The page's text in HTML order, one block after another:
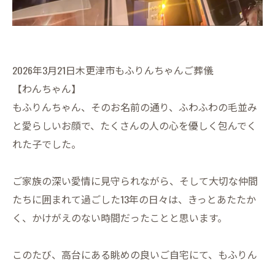
2026年3月21日木更津市もふりんちゃんご葬儀
【わんちゃん】
もふりんちゃん、そのお名前の通り、ふわふわの毛並み
と愛らしいお顔で、たくさんの人の心を優しく包んでく
れた子でした。
ご家族の深い愛情に見守られながら、そして大切な仲間
たちに囲まれて過ごした13年の日々は、きっとあたたか
く、かけがえのない時間だったことと思います。
このたび、高台にある眺めの良いご自宅にて、もふりん